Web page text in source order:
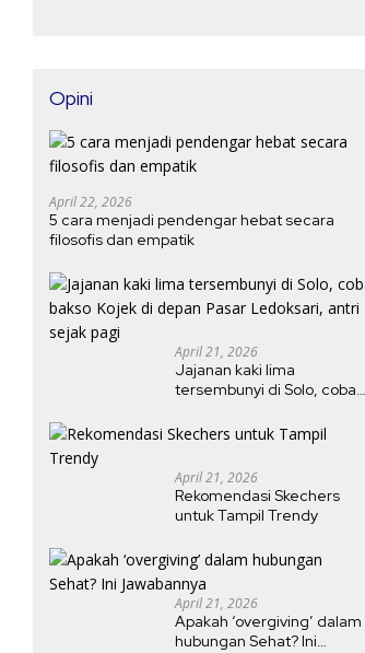
Opini
April 22, 2026
5 cara menjadi pendengar hebat secara
filosofis dan empatik
April 21, 2026
Jajanan kaki lima
tersembunyi di Solo, coba
Ledoksari, antri sejak pagi
April 21, 2026
Rekomendasi Skechers
untuk Tampil Trendy
April 21, 2026
Apakah ‘overgiving’ dalam
hubungan Sehat? Ini